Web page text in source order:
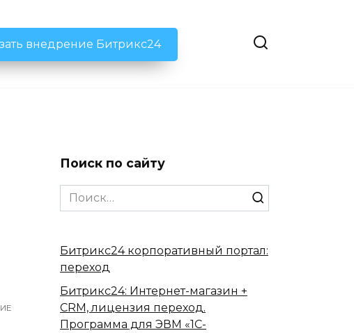
внедрение Битрикс24
Поиск по сайту
Search
for:
Битрикс24 корпоративный портал:
переход
Битрикс24: Интернет-магазин +
CRM, лицензия переход.
Программа для ЭВМ «1С-